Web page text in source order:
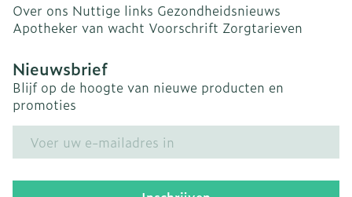
Over ons Nuttige links Gezondheidsnieuws
Apotheker van wacht Voorschrift Zorgtarieven
Nieuwsbrief
Blijf op de hoogte van nieuwe producten en
promoties